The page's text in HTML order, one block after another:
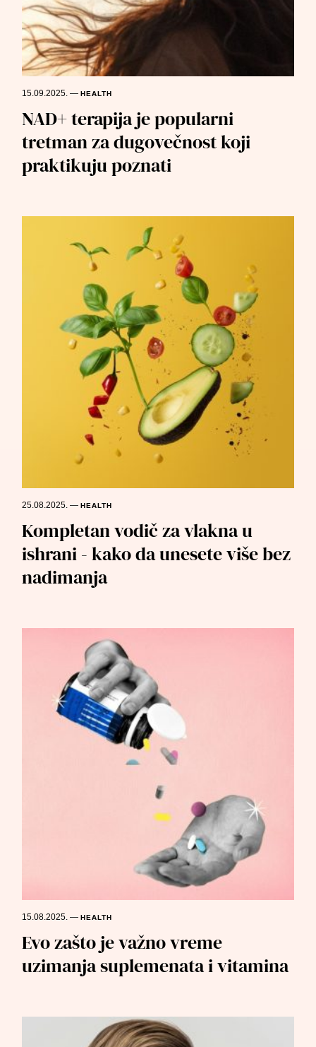
15.09.2025.—HEALTH
NAD+ terapija je popularni
tretman za dugovečnost koji
praktikuju poznati
25.08.2025.—HEALTH
Kompletan vodič za vlakna u
ishrani - kako da unesete više bez
nadimanja
15.08.2025.—HEALTH
Evo zašto je važno vreme
uzimanja suplemenata i vitamina